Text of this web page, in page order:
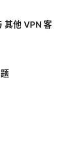
他 VPN 客